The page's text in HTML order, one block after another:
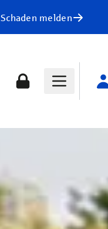
Schaden melden